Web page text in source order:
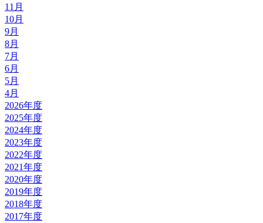
11月
10月
9月
8月
7月
6月
5月
4月
2026年度
2025年度
2024年度
2023年度
2022年度
2021年度
2020年度
2019年度
2018年度
2017年度